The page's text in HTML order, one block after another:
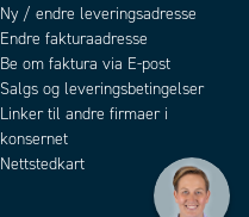
Ny / endre leveringsadresse
Endre fakturaadresse
Be om faktura via E-post
Salgs og leveringsbetingelser
Linker til andre firmaer i
konsernet
Nettstedkart